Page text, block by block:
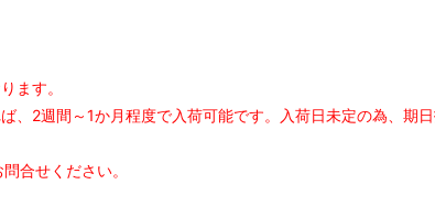
ます。
、2週間～1か月程度で入荷可能です。入荷日未定の為、期
合せください。